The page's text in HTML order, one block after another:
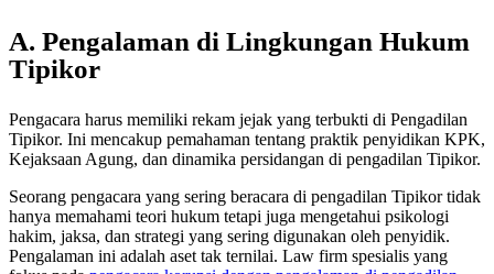
A. Pengalaman di Lingkungan Hukum
Tipikor
Pengacara harus memiliki rekam jejak yang terbukti di Pengadilan
Tipikor. Ini mencakup pemahaman tentang praktik penyidikan KPK,
Kejaksaan Agung, dan dinamika persidangan di pengadilan Tipikor.
Seorang pengacara yang sering beracara di pengadilan Tipikor tidak
hanya memahami teori hukum tetapi juga mengetahui psikologi
hakim, jaksa, dan strategi yang sering digunakan oleh penyidik.
Pengalaman ini adalah aset tak ternilai. Law firm spesialis yang